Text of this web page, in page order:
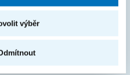
výběr
3, Dejvice, 16000 Praha 6